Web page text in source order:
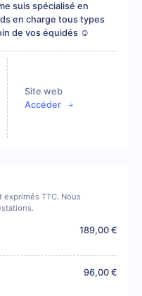
suis spécialisé en
en charge tous types
de vos équidés ☺️
Site web
Accéder
TTC. Nous
189,00 €
96,00 €